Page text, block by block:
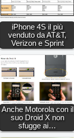
iPhone 4S il più
venduto da AT&T,
Verizon e Sprint
Anche Motorola con il
suo Droid X non
sfugge ai…